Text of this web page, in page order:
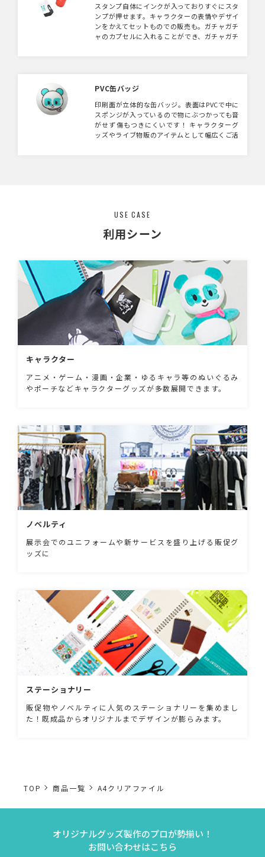
スタンプ自体にインクが入っておりすぐにスタ
ンプが押せます。キャラクターの表情やデザイ
ンをかえてセットものでの販売も。ガチャガチ
ャのカプセルに入れることができ、ガチャガチ
PVC缶バッジ
印刷面が立体的な缶バッジ。表面はPVCで中に
スポンジが入っているので物にぶつかっても音
がせず傷もつきにくいです！ キャラクターグ
ッズやライブ物販のアイテムとして幅広くご活
USE CASE
利用シーン
キャラクター
アニメ・ゲーム・漫画・企業・ゆるキャラ等のぬいぐるみ
やポーチなどキャラクターグッズが多数展開できます。
ノベルティ
展示会でのユニフォームや新サービスを盛り上げる販促グ
ッズに
ステーショナリー
販促物やノベルティに人気のステーショナリーを集めまし
た！既成品からオリジナルまでデザインが膨らみます。
TOP 商品一覧 A4クリアファイル
オリジナルグッズ製作のプロが勢揃い！
お問い合わせはこちら